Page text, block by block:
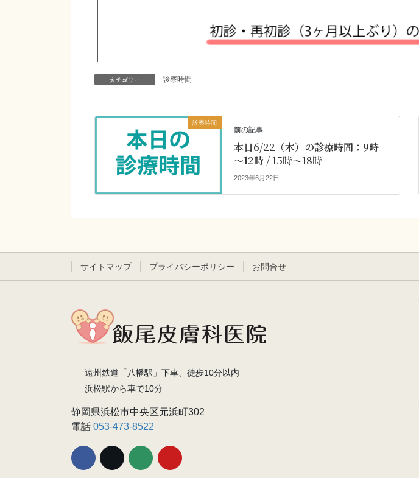
カテゴリー 診察時間
診察時間
前の記事
本日6/22（木）の診療時間：9時
～12時 / 15時～18時
2023年6月22日
サイトマップ プライバシーポリシー お問合せ
遠州鉄道「八幡駅」下車、徒歩10分以内
浜松駅から車で10分
静岡県浜松市中央区元浜町302
電話 053-473-8522